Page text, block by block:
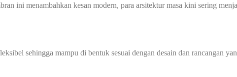
ini menambahkan kesan modern, para arsitektur masa kini sering
sehingga mampu di bentuk sesuai dengan desain dan rancangan